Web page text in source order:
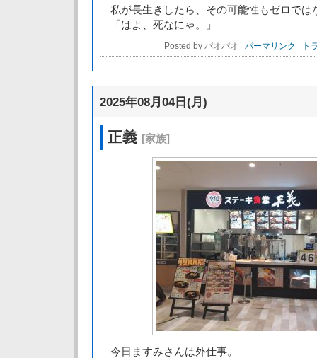
私が長生きしたら、その可能性もゼロでは
「はよ、死なにゃ。」
Posted by パオパオ パーマリンク ト
2025年08月04日(月)
正義 [家族]
今日ますみさんは外仕事。